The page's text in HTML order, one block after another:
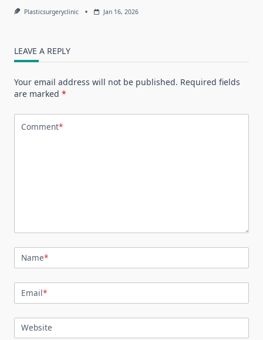
Plasticsurgeryclinic Jan 16, 2026
LEAVE A REPLY
Your email address will not be published. Required fields
are marked *
Comment*
Name*
Email*
Website